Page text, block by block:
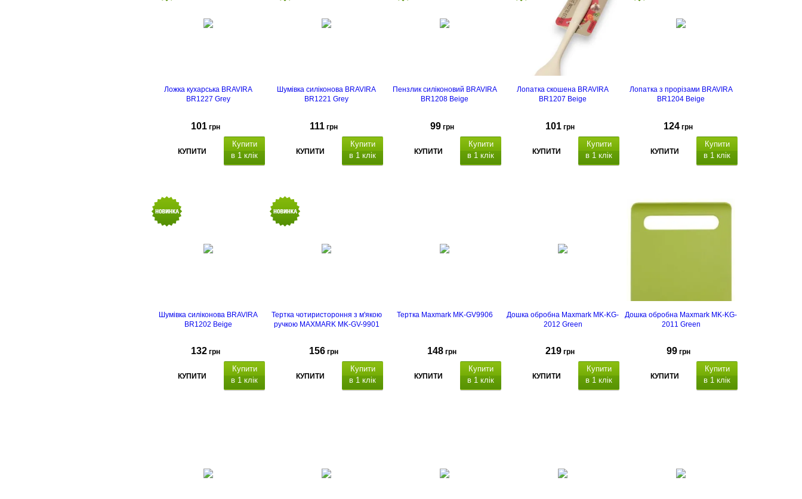
Ложка кухарська BRAVIRA
BR1227 Grey
101 грн
КУПИТИ
Купити
в 1 клік
Шумівка силіконова BRAVIRA
BR1221 Grey
111 грн
КУПИТИ
Купити
в 1 клік
Пензлик силіконовий BRAVIRA
BR1208 Beige
99 грн
КУПИТИ
Купити
в 1 клік
Лопатка скошена BRAVIRA
BR1207 Beige
101 грн
КУПИТИ
Купити
в 1 клік
Лопатка з прорізами BRAVIRA
BR1204 Beige
124 грн
КУПИТИ
Купити
в 1 клік
Шумівка силіконова BRAVIRA
BR1202 Beige
132 грн
КУПИТИ
Купити
в 1 клік
Тертка чотиристороння з м'якою
ручкою MAXMARK MK-GV-9901
156 грн
КУПИТИ
Купити
в 1 клік
Тертка Maxmark MK-GV9906
148 грн
КУПИТИ
Купити
в 1 клік
Дошка обробна Maxmark MK-KG-
2012 Green
219 грн
КУПИТИ
Купити
в 1 клік
Дошка обробна Maxmark MK-KG-
2011 Green
99 грн
КУПИТИ
Купити
в 1 клік